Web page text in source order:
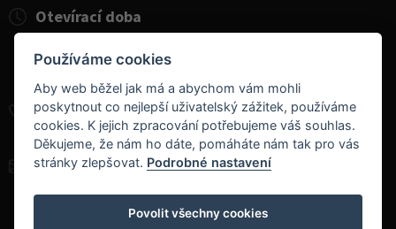
+420 284 826 787
+420 604 728 042
info@boatpark.cz
Otevírací doba
Úterý - Pátek
10:00 - 19:00
Sobota
9:00 - 14:00
Používáme cookies
Aby web běžel jak má a abychom vám mohli
poskytnout co nejlepší uživatelský zážitek, používáme
cookies. K jejich zpracování potřebujeme váš souhlas.
Děkujeme, že nám ho dáte, pomáháte nám tak pro vás
stránky zlepšovat. Podrobné nastavení
Povolit všechny cookies